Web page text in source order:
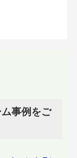
事例をご